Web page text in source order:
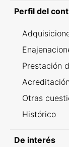
Perfil del
Prestación
Otras
Histórico
De interés